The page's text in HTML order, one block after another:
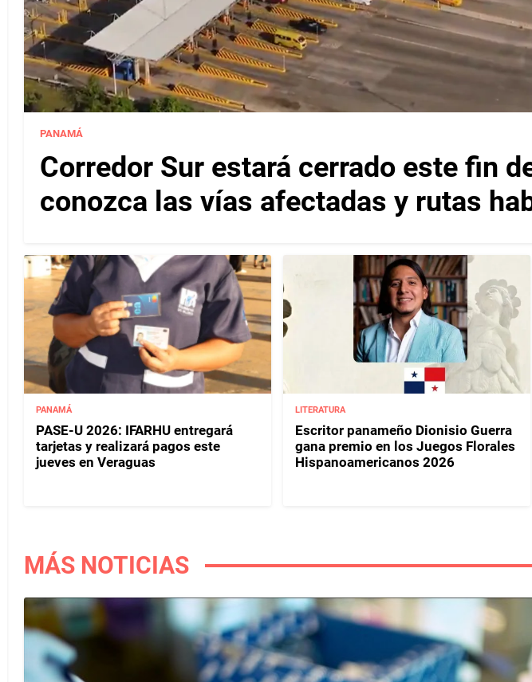
PANAMÁ
Corredor Sur estará cerrado este fin
conozca las vías afectadas y rutas
PANAMÁ
PASE-U 2026: IFARHU entregará
tarjetas y realizará pagos este
jueves en Veraguas
LITERATURA
Escritor panameño Dionisio Guerra
gana premio en los Juegos Florales
Hispanoamericanos 2026
MÁS NOTICIAS